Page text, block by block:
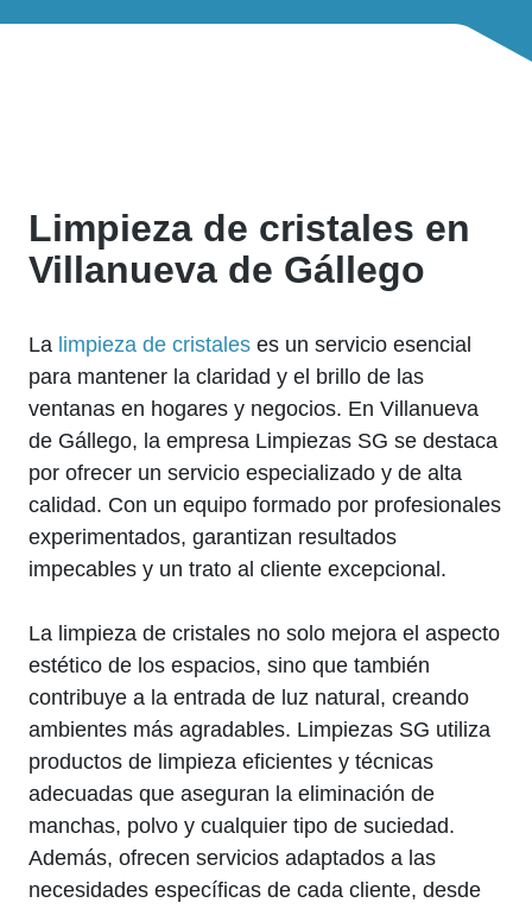
Limpieza de cristales en
Villanueva de Gállego
La limpieza de cristales es un servicio esencial
para mantener la claridad y el brillo de las
ventanas en hogares y negocios. En Villanueva
de Gállego, la empresa Limpiezas SG se destaca
por ofrecer un servicio especializado y de alta
calidad. Con un equipo formado por profesionales
experimentados, garantizan resultados
impecables y un trato al cliente excepcional.
La limpieza de cristales no solo mejora el aspecto
estético de los espacios, sino que también
contribuye a la entrada de luz natural, creando
ambientes más agradables. Limpiezas SG utiliza
productos de limpieza eficientes y técnicas
adecuadas que aseguran la eliminación de
manchas, polvo y cualquier tipo de suciedad.
Además, ofrecen servicios adaptados a las
necesidades específicas de cada cliente, desde